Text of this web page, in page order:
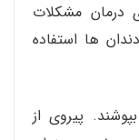
درمان مشکلات
ها استفاده
پیروی از